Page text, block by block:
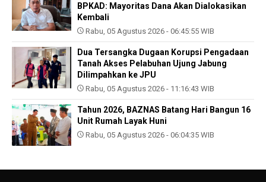
BPKAD: Mayoritas Dana Akan Dialokasikan
Kembali
Rabu, 05 Agustus 2026 - 06:45:55 WIB
Dua Tersangka Dugaan Korupsi Pengadaan
Tanah Akses Pelabuhan Ujung Jabung
Dilimpahkan ke JPU
Rabu, 05 Agustus 2026 - 11:16:43 WIB
Tahun 2026, BAZNAS Batang Hari Bangun 16
Unit Rumah Layak Huni
Rabu, 05 Agustus 2026 - 06:04:35 WIB